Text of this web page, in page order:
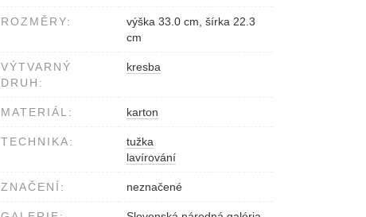
ROZMĚRY:
výška 33.0 cm, šírka 22.3
cm
VÝTVARNÝ
DRUH:
kresba
MATERIÁL: karton
TECHNIKA:
tužka
lavírování
ZNAČENÍ: neznačené